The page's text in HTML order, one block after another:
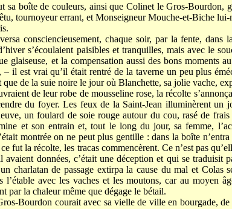
sa boîte de couleurs, ainsi que Colinet le Gros-Bourdon,
tournoyeur errant, et Monseigneur Mouche-et-Biche
consciencieusement, chaque soir, par la fente, dans
s’écoulaient paisibles et tranquilles, mais avec le
glaiseuse, et la compensation aussi des bons moments
– il est vrai qu’il était rentré de la taverne un peu plus
de la suie noire le jour où Blanchette, sa jolie vache,
de leur robe de mousseline rose, la récolte
du foyer. Les feux de la Saint-Jean illuminèrent un
un foulard de soie rouge autour du cou, rasé de
et son entrain et, tout le long du jour, sa femme,
montrée on ne peut plus gentille : dans la boîte
fut la récolte, les tracas commencèrent. Ce n’est pas
avaient données, c’était une déception et qui se traduisit
charlatan de passage extirpa la cause du mal et Colas
l’étable avec les vaches et les moutons, car au moyen
par la chaleur même que dégage le bétail.
Bourdon courait avec sa vielle de ville en bourgade, de